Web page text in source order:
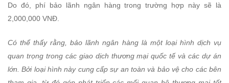
Do đó, phí bảo lãnh ngân hàng trong trường hợp này sẽ là
2,000,000 VNĐ.
Có thể thấy rằng, bảo lãnh ngân hàng là một loại hình dịch vụ
quan trọng trong các giao dịch thương mại quốc tế và các dự án
lớn. Bởi loại hình này cung cấp sự an toàn và bảo vệ cho các bên